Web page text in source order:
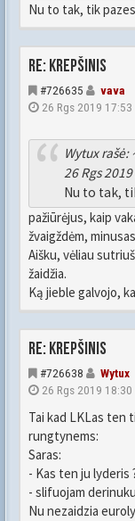
Nu to tak, tik
Re: Krepšinis
#726635
vava
26 Rgs 2019 17:53
Wytuxrašė:
26 Rgs
Nu to tak,
pažiūrėjus, kaip
žvaigždėm,
Aišku, vėliau
žaidžia.
Ką jieble galvojo,
Re: Krepšinis
#726638
Wytux
26 Rgs 2019 18:30
Tai kad LKLas ten
rungtynems:
Saras:
- Kas ten ju lyderis
- slifuojam
Nu nezaidzia